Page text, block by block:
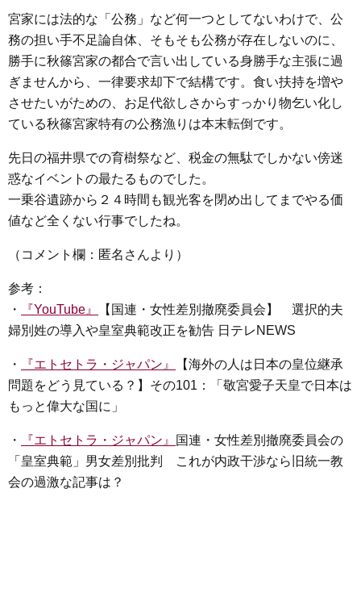
宮家には法的な「公務」など何一つとしてないわけで、公
務の担い手不足論自体、そもそも公務が存在しないのに、
勝手に秋篠宮家の都合で言い出している身勝手な主張に過
ぎませんから、一律要求却下で結構です。食い扶持を増や
させたいがための、お足代欲しさからすっかり物乞い化し
ている秋篠宮家特有の公務漁りは本末転倒です。
先日の福井県での育樹祭など、税金の無駄でしかない傍迷
惑なイベントの最たるものでした。
一乗谷遺跡から２４時間も観光客を閉め出してまでやる価
値など全くない行事でしたね。
（コメント欄：匿名さんより）
参考：
・
『YouTube』
【国連・女性差別撤廃委員会】 選択的夫
婦別姓の導入や皇室典範改正を勧告 日テレNEWS
・ 『エトセトラ・ジャパン』
【海外の人は日本の皇位継承
問題をどう見ている？】その101：「敬宮愛子天皇で日本は
もっと偉大な国に」
・ 『エトセトラ・ジャパン』
国連・女性差別撤廃委員会の
「皇室典範」男女差別批判 これが内政干渉なら旧統一教
会の過激な記事は？